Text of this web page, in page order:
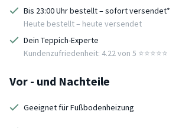
Bis 23:00 Uhr bestellt – sofort versendet*
Heute bestellt – heute versendet
Dein Teppich-Experte
Kundenzufriedenheit: 4.22 von 5 ⭐️⭐️⭐️⭐️⭐️
Vor - und Nachteile
Geeignet für Fußbodenheizung